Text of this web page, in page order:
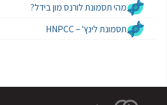
מהי תסמונת לורנס מון בידל?
תסמונת לינץ' – HNPCC